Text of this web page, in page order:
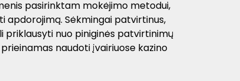
pasirinktam mokėjimo metodui,
apdorojimą. Sėkmingai patvirtinus,
priklausyti nuo piniginės patvirtinimų
naudoti įvairiuose kazino